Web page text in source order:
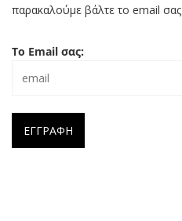
παρακαλούμε βάλτε το email
Το Email σας: